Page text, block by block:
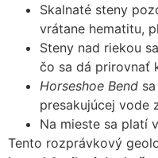
Skalnaté steny
vrátane hematitu,
Steny nad riekou
čo sa dá prirovnať
Horseshoe Bend
presakujúcej vode
Na mieste sa platí
Tento rozprávkový